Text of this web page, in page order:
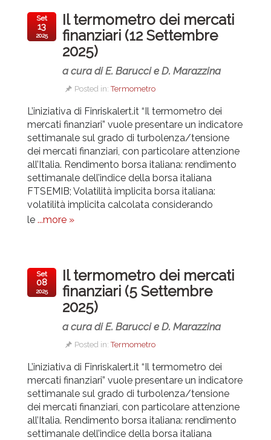
Il termometro dei mercati
finanziari (12 Settembre
2025)
a cura di E. Barucci e D. Marazzina
Posted in:Termometro
Set
13
2025
L’iniziativa di Finriskalert.it “Il termometro dei
mercati finanziari” vuole presentare un indicatore
settimanale sul grado di turbolenza/tensione
dei mercati finanziari, con particolare attenzione
all’Italia. Rendimento borsa italiana: rendimento
settimanale dell’indice della borsa italiana
FTSEMIB; Volatilità implicita borsa italiana:
volatilità implicita calcolata considerando
le ...more »
Il termometro dei mercati
finanziari (5 Settembre
2025)
a cura di E. Barucci e D. Marazzina
Posted in:Termometro
Set
08
2025
L’iniziativa di Finriskalert.it “Il termometro dei
mercati finanziari” vuole presentare un indicatore
settimanale sul grado di turbolenza/tensione
dei mercati finanziari, con particolare attenzione
all’Italia. Rendimento borsa italiana: rendimento
settimanale dell’indice della borsa italiana